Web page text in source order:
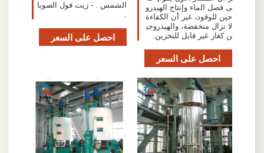
ى فصل الماء وإنتاج الهيدرو
جين للوقود، غير أن الكفاءة
لا تزال منخفضة، والهيدروجي
ن كغاز غير قابل للتخزين.
احصل على السعر
الشمس . - زيت فول الصويا
احصل على السعر